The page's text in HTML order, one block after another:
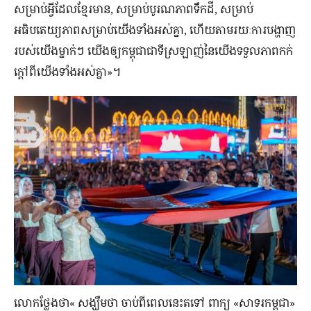
សម្រាប់អ្វីដែលខ្មែរមាន, សម្រាប់បូរណភាពទឹកដី, សម្រាប់
អធិបតេយ្យភាពសម្រាប់យើងទាំងអស់គ្នា, ហើយតាមរយៈការបង្ហាញ
របស់យើងម្នាក់ៗ យើងឲ្យកម្ពុជាជាទីស្រឡាញ់នៃយើងទទួលភាពកក់
ក្តៅពីយើងទាំងអស់គ្នា»។
លោកថ្លែងថា« សង្ឃឹមថា ចាប់ពីពេលនេះតទៅ ពាក្យ «សាទរកម្ពុជា»